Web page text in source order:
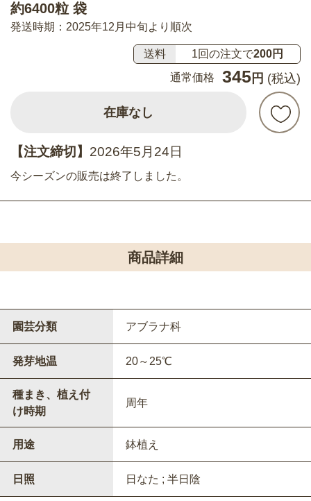
約6400粒 袋
発送時期：2025年12月中旬より順次
送料 1回の注文で200円
通常価格
345 円 (税込)
在庫なし
【注文締切】 2026年5月24日
今シーズンの販売は終了しました。
商品詳細
園芸分類 アブラナ科
発芽地温 20～25℃
種まき、植え付
け時期
周年
用途 鉢植え
日照 日なた ; 半日陰